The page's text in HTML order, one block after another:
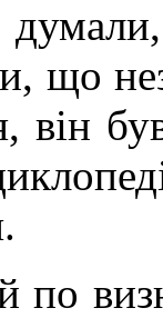
що
він